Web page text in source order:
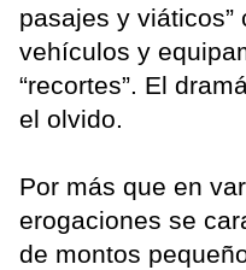
pasajes y viáticos”
vehículos y
“recortes”. El
el olvido.
Por más que en
erogaciones se
de montos